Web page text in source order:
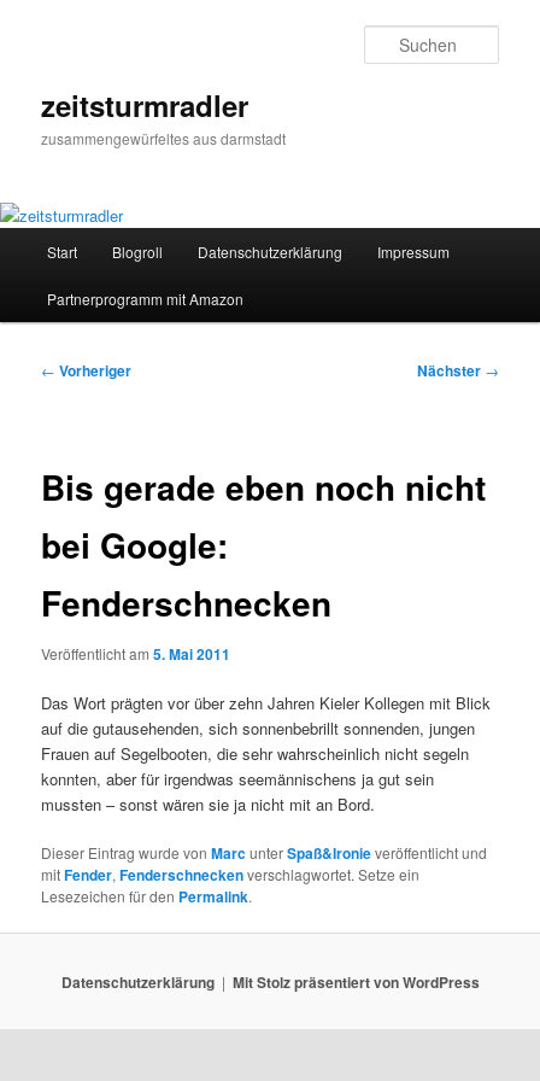
zeitsturmradler
zusammengewürfeltes aus darmstadt
Start Blogroll Datenschutzerklärung Impressum
Partnerprogramm mit Amazon
Beitragsnavigation
← Vorheriger Nächster →
Bis gerade eben noch nicht
bei Google:
Fenderschnecken
Veröffentlicht am5. Mai 2011
Das Wort prägten vor über zehn Jahren Kieler Kollegen mit Blick
auf die gutausehenden, sich sonnenbebrillt sonnenden, jungen
Frauen auf Segelbooten, die sehr wahrscheinlich nicht segeln
konnten, aber für irgendwas seemännischens ja gut sein
mussten – sonst wären sie ja nicht mit an Bord.
Dieser Eintrag wurde vonMarcunterSpaß&Ironieveröffentlicht und
mitFender,Fenderschneckenverschlagwortet. Setze ein
Lesezeichen für den Permalink.
Datenschutzerklärung Mit Stolz präsentiert von WordPress